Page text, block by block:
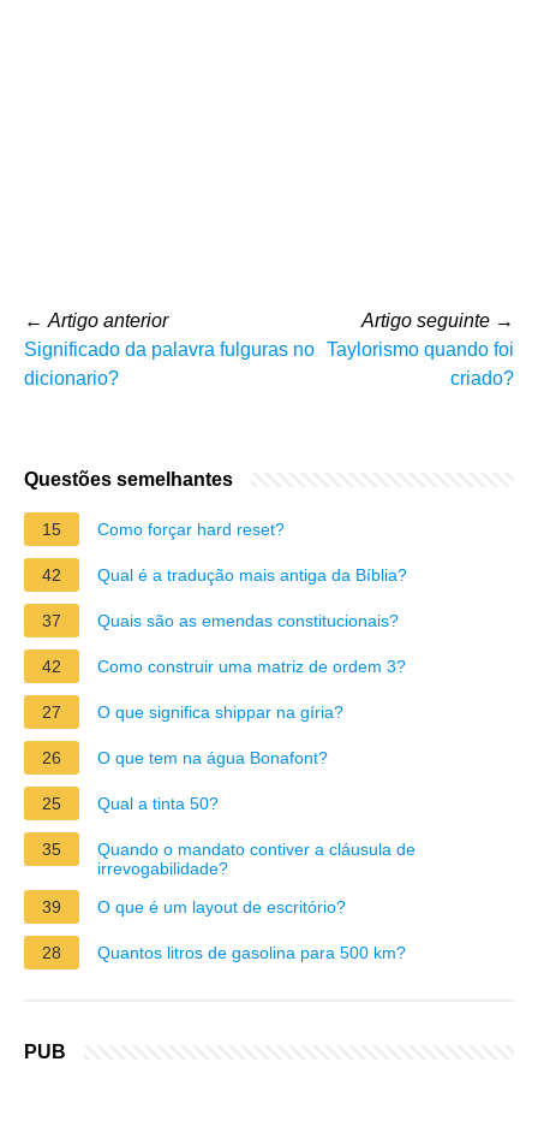
← Artigo anterior
Significado da palavra fulguras no
dicionario?
Artigo seguinte →
Taylorismo quando foi
criado?
Questões semelhantes
15 Como forçar hard reset?
42 Qual é a tradução mais antiga da Bíblia?
37 Quais são as emendas constitucionais?
42 Como construir uma matriz de ordem 3?
27 O que significa shippar na gíria?
26 O que tem na água Bonafont?
25 Qual a tinta 50?
35
Quando o mandato contiver a cláusula de
irrevogabilidade?
39
O que é um layout de escritório?
28 Quantos litros de gasolina para 500 km?
PUB